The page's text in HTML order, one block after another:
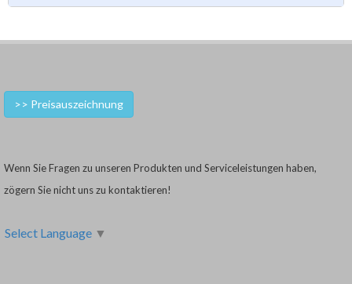
>> Preisauszeichnung
Wenn Sie Fragen zu unseren Produkten und Serviceleistungen haben,
zögern Sie nicht uns zu kontaktieren!
Select Language ▼